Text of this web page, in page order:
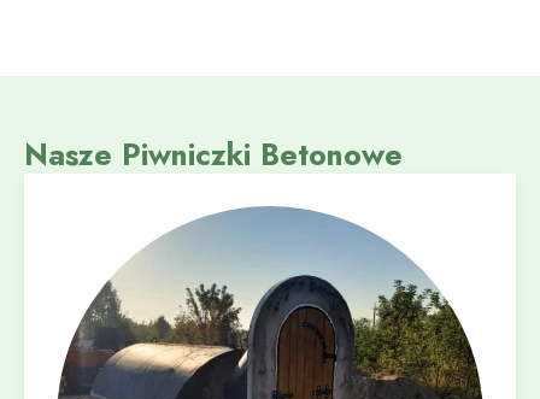
Nasze Piwniczki Betonowe